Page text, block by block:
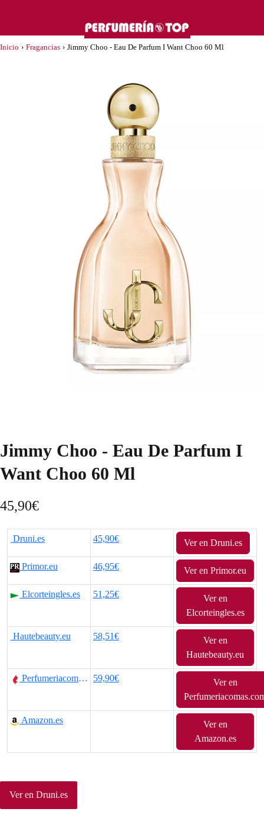
Inicio › Fragancias › Jimmy Choo - Eau De Parfum I Want Choo 60 Ml
Jimmy Choo - Eau De Parfum I
Want Choo 60 Ml
45,90€
Druni.es 45,90€ Ver en Druni.es
Primor.eu 46,95€ Ver en Primor.eu
Elcorteingles.es 51,25€
Ver en
Elcorteingles.es
Hautebeauty.eu 58,51€
Ver en
Hautebeauty.eu
Perfumeriacomas.com 59,90€
Ver en
Amazon.es
Ver en
Amazon.es
Ver en Druni.es